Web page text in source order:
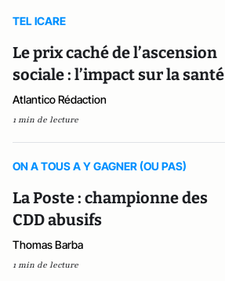
TEL ICARE
Le prix caché de l’ascension
sociale : l’impact sur la santé
Atlantico Rédaction
1 min de lecture
ON A TOUS A Y GAGNER (OU PAS)
La Poste : championne des
CDD abusifs
Thomas Barba
1 min de lecture